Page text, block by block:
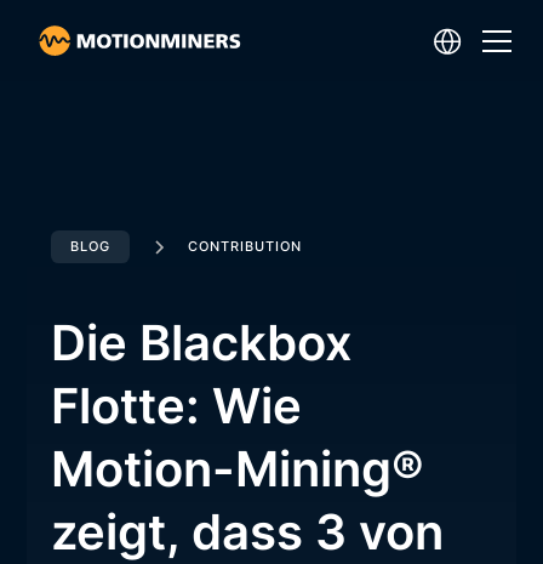
BLOG CONTRIBUTION
Die Blackbox
Flotte: Wie
Motion-Mining®
zeigt, dass 3 von